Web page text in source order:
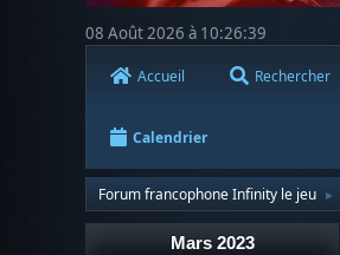
08 Août 2026 à 10:26:39
Accueil
Rechercher
Calendrier
Forum francophone Infinity le jeu ►
Mars 2023